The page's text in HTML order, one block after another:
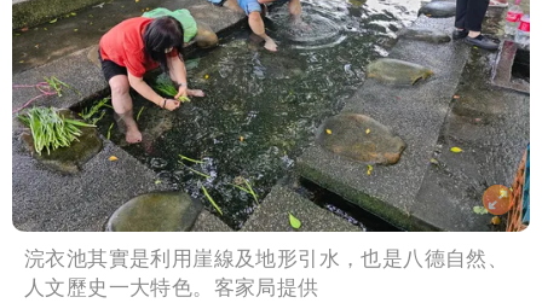
浣衣池其實是利用崖線及地形引水，也是八德自然、
人文歷史一大特色。客家局提供